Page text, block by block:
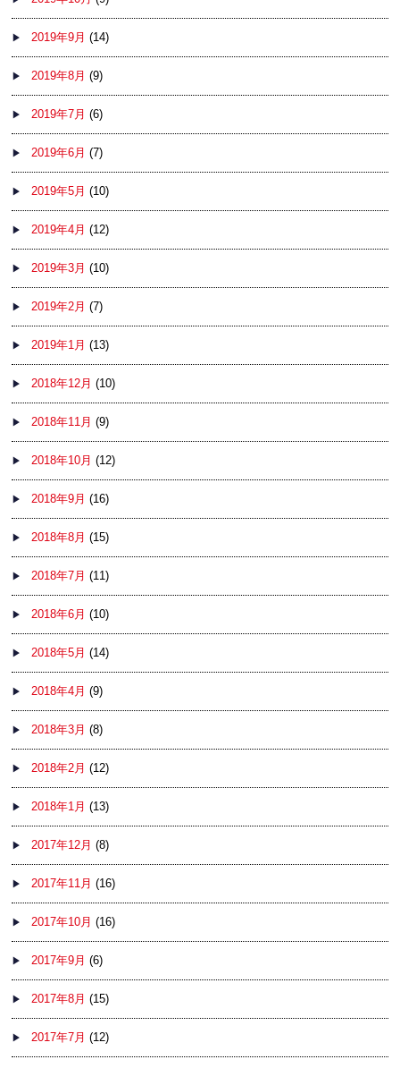
2019年9月 (14)
2019年8月 (9)
2019年7月 (6)
2019年6月 (7)
2019年5月 (10)
2019年4月 (12)
2019年3月 (10)
2019年2月 (7)
2019年1月 (13)
2018年12月 (10)
2018年11月 (9)
2018年10月 (12)
2018年9月 (16)
2018年8月 (15)
2018年7月 (11)
2018年6月 (10)
2018年5月 (14)
2018年4月 (9)
2018年3月 (8)
2018年2月 (12)
2018年1月 (13)
2017年12月 (8)
2017年11月 (16)
2017年10月 (16)
2017年9月 (6)
2017年8月 (15)
2017年7月 (12)